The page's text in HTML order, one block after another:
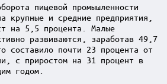
пищевой промышленности
крупные и средние предприятия,
на 5,5 процента. Малые
развиваются, заработав 49,7
составило почти 23 процента от
с приростом на 31 процент в
годом.